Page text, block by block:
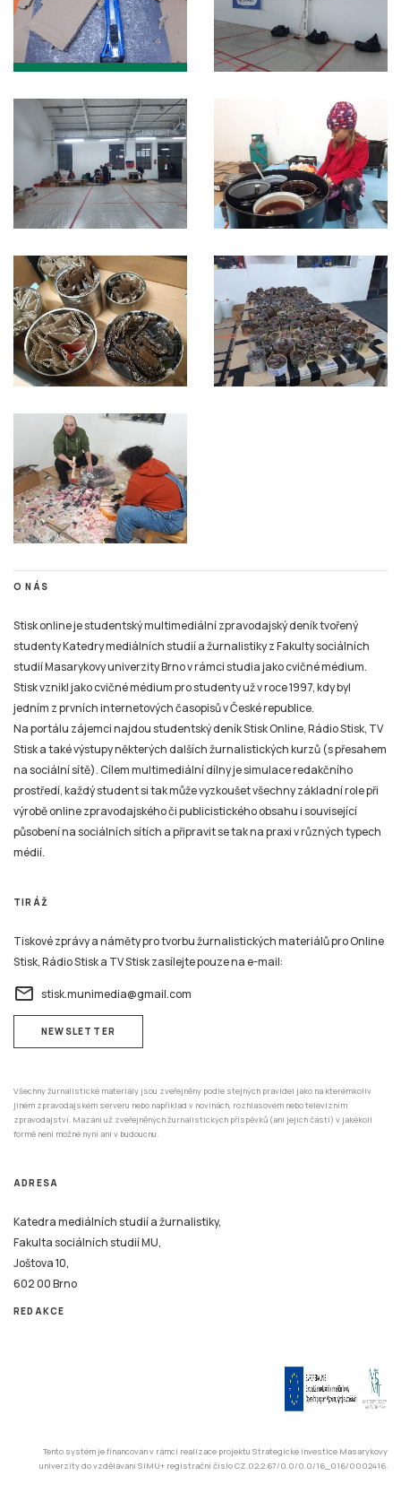
O NÁS
Stisk online je studentský multimediální zpravodajský deník tvořený
studenty Katedry mediálních studií a žurnalistiky z Fakulty sociálních
studií Masarykovy univerzity Brno v rámci studia jako cvičné médium.
Stisk vznikl jako cvičné médium pro studenty už v roce 1997, kdy byl
jedním z prvních internetových časopisů v České republice.
Na portálu zájemci najdou studentský deník Stisk Online, Rádio Stisk, TV
Stisk a také výstupy některých dalších žurnalistických kurzů (s přesahem
na sociální sítě). Cílem multimediální dílny je simulace redakčního
prostředí, každý student si tak může vyzkoušet všechny základní role při
výrobě online zpravodajského či publicistického obsahu i související
působení na sociálních sítích a připravit se tak na praxi v různých typech
médií.
TIRÁŽ
Tiskové zprávy a náměty pro tvorbu žurnalistických materiálů pro Online
Stisk, Rádio Stisk a TV Stisk zasílejte pouze na e-mail:
email stisk.munimedia@gmail.com
NEWSLETTER
Všechny žurnalistické materiály jsou zveřejněny podle stejných pravidel jako na kterémkoliv
jiném zpravodajském serveru nebo například v novinách, rozhlasovém nebo televizním
zpravodajství. Mazání už zveřejněných žurnalistických příspěvků (ani jejich částí) v jakékoli
formě není možné nyní ani v budoucnu.
ADRESA
Katedra mediálních studií a žurnalistiky,
Fakulta sociálních studií MU,
Joštova 10,
602 00 Brno
REDAKCE
Tento systém je financován v rámci realizace projektu Strategické investice Masarykovy
univerzity do vzdělávání SIMU+ registrační číslo CZ.02.2.67/0.0/0.0/16_016/0002416.